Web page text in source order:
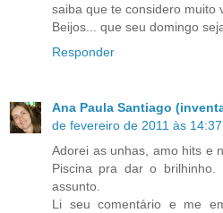
saiba que te considero muito
Beijos... que seu domingo
Responder
Ana Paula Santiago
de fevereiro de 2011 às 14:37
Adorei as unhas, amo hits e
Piscina pra dar o
assunto.
Li seu comentário e me